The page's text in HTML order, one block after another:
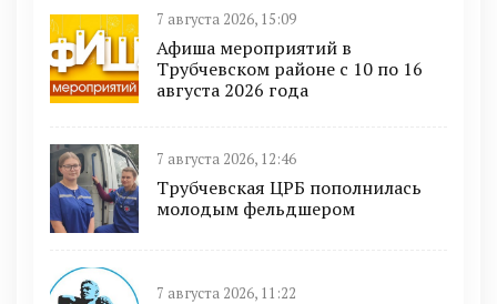
7 августа 2026, 15:09
Афиша мероприятий в
Трубчевском районе с 10 по 16
августа 2026 года
7 августа 2026, 12:46
Трубчевская ЦРБ пополнилась
молодым фельдшером
7 августа 2026, 11:22